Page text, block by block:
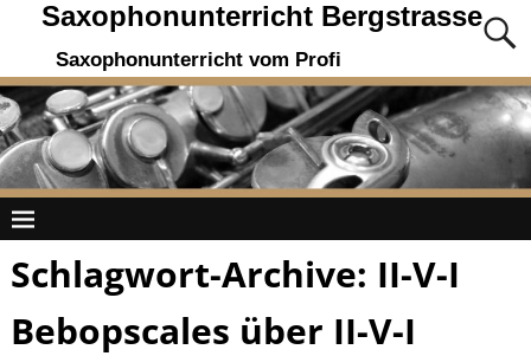
Saxophonunterricht Bergstrasse
Saxophonunterricht vom Profi
Schlagwort-Archive: II-V-I
Bebopscales über II-V-I